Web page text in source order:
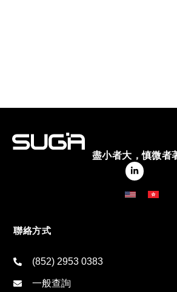
盡小者大，慎微者
聯絡方式
(852) 2953 0383
一般查詢